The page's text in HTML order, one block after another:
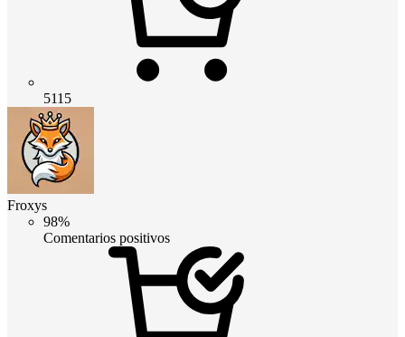
5115
Froxys
98%
Comentarios positivos